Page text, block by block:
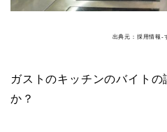
出典元：採用情報-
ガストのキッチンのバイトの
か？